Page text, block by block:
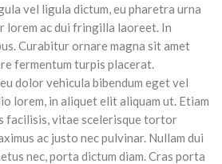
vel ligula dictum, eu pharetra urna
lorem ac dui fringilla laoreet. In
Curabitur ornare magna sit amet
fermentum turpis placerat.
dolor vehicula bibendum eget vel
lorem, in aliquet elit aliquam ut. Etiam
facilisis, vitae scelerisque tortor
ac justo nec pulvinar. Nullam dui
nec, porta dictum diam. Cras porta